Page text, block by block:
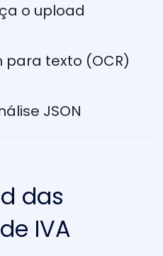
o upload
para texto (OCR)
JSON
das
IVA